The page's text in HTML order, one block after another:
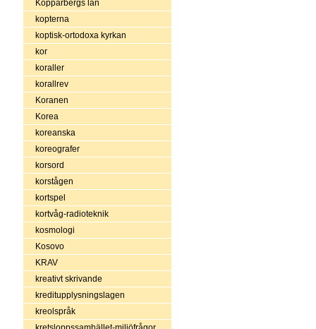
Kopparbergs län
kopterna
koptisk-ortodoxa kyrkan
kor
koraller
korallrev
Koranen
Korea
koreanska
koreografer
korsord
korstågen
kortspel
kortvåg-radioteknik
kosmologi
Kosovo
KRAV
kreativt skrivande
kreditupplysningslagen
kreolspråk